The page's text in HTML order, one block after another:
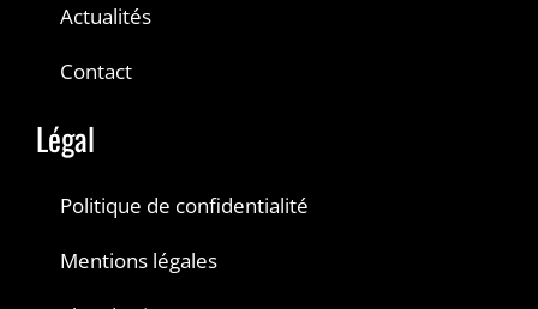
Actualités
Contact
Légal
Politique de confidentialité
Mentions légales